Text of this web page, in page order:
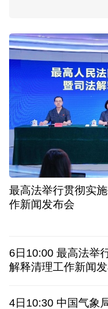
服务实体经济 财政
美媒:多场景低成本
上半年机械工业规
6.5%
“零关税”实施100天
高温下用电负荷创
活力中国调研行丨弯
伊朗：与阿曼“接近
最高法举行贯彻实
作新闻发布会
6日10:00 最高法举
解释清理工作新闻
4日10:30 中国气象